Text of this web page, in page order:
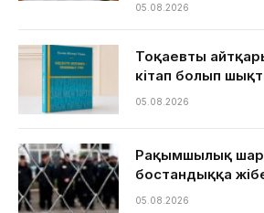
05.08.2026
Тоқаевтың
кітап болып
05.08.2026
Рақымшылық
бостандыққа
05.08.2026